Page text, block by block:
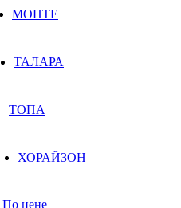
МОНТЕ
ТАЛАРА
ТОПА
ХОРАЙЗОН
По цене